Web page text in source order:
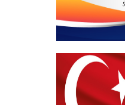
Hayırlı Bayramlar